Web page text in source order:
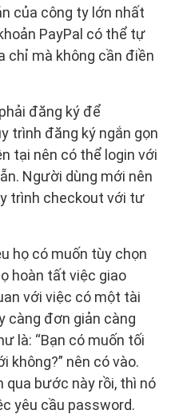
của công ty lớn nhất
PayPal có thể tự
chỉ mà không cần điền
đăng ký để
trình đăng ký ngắn gọn
tại nên có thể login với
Người dùng mới nên
trình checkout với tư
họ có muốn tùy chọn
hoàn tất việc giao
với việc có một tài
càng đơn giản càng
là: “Bạn có muốn tối
không?” nên có vào.
qua bước này rồi, thì nó
yêu cầu password.